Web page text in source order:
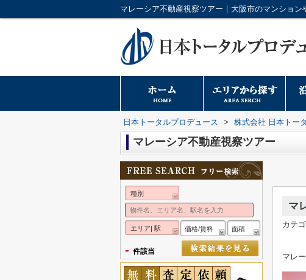
日本トータルプロデュース > 株式会社 日本トー
マレーシア不動産視察ツアー
マ
カテゴ
マレ
種別
エリア| 駅 価格/賃料 面積
- 件該当